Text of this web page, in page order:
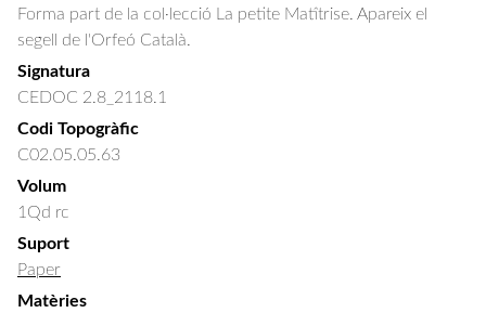
Forma part de la col·lecció La petite Matîtrise. Apareix el
segell de l'Orfeó Català.
Signatura
CEDOC 2.8_2118.1
Codi Topogràfic
C02.05.05.63
Volum
1Qd rc
Suport
Paper
Matèries